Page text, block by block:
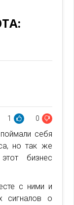
1 0
себя
но так же
бизнес
с ними и
сигналов о